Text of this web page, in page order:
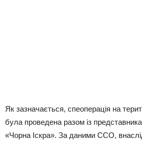
Як зазначається, спеоперація на
була проведена разом із
«Чорна Іскра». За даними ССО,